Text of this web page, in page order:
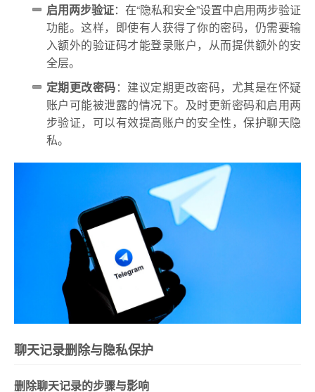
启用两步验证：在“隐私和安全”设置中启用两步验证
功能。这样，即使有人获得了你的密码，仍需要输
入额外的验证码才能登录账户，从而提供额外的安
全层。
定期更改密码：建议定期更改密码，尤其是在怀疑
账户可能被泄露的情况下。及时更新密码和启用两
步验证，可以有效提高账户的安全性，保护聊天隐
私。
聊天记录删除与隐私保护
删除聊天记录的步骤与影响